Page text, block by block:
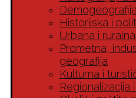
Demogeografija
Historijska i
Urbana i
Prometna,
geografija
Kulturna i
Regionalizacija